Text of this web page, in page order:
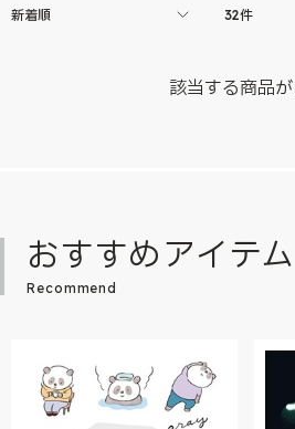
新着順 32件
該当する商品が
おすすめアイテム
Recommend